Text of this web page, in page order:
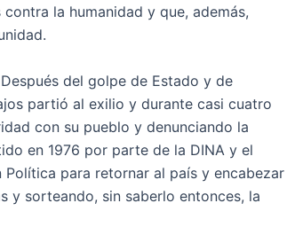
la humanidad y que, además,
del golpe de Estado y de
partió al exilio y durante casi cuatro
con su pueblo y denunciando la
en 1976 por parte de la DINA y el
para retornar al país y encabezar
y sorteando, sin saberlo entonces, la